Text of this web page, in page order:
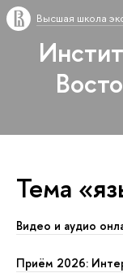
Высшая школа
Тема
Видео и аудио
Приём 2026: